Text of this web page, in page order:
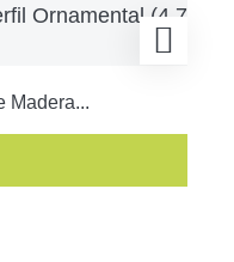
Madera...